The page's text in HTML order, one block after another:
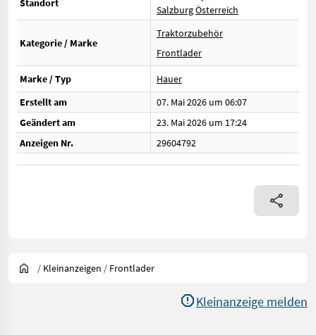
Standort
SalzburgÖsterreich
Kategorie / Marke
Traktorzubehör
Frontlader
Marke / Typ
Hauer
Erstellt am
07. Mai 2026 um 06:07
Geändert am
23. Mai 2026 um 17:24
Anzeigen Nr.
29604792
/ Kleinanzeigen / Frontlader
Kleinanzeige melden